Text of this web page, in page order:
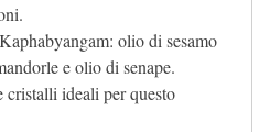
olio di sesamo
e olio di senape.
cristalli ideali per questo